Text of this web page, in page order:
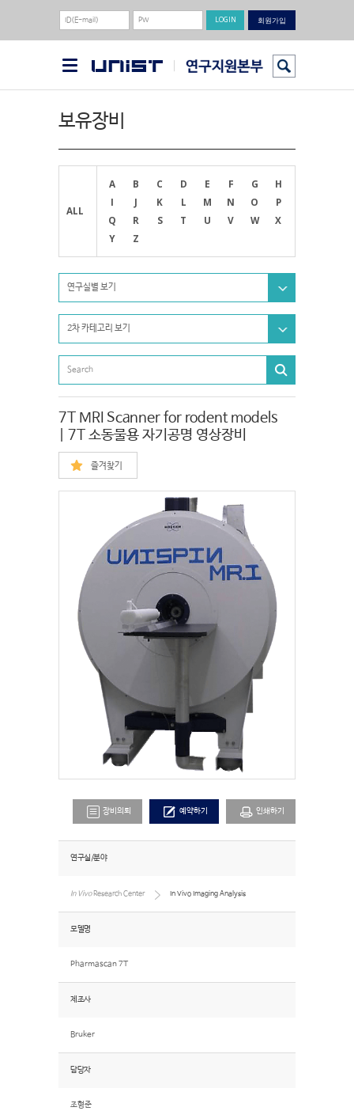
회원가입
보유장비
ALL
A B C D E F G
H
I
J K L M N O
P
Q
R S T U V W
X
Y
Z
연구실별 보기
2차 카테고리 보기
7T MRI Scanner for rodent models
| 7T 소동물용 자기공명 영상장비
즐겨찾기
장비의뢰 예약하기 인쇄하기
연구실/분야
In VivoResearch Center In Vivo Imaging Analysis
모델명
Pharmascan 7T
제조사
Bruker
담당자
조형준